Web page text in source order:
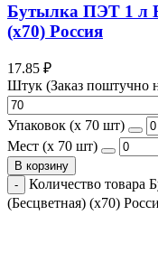
Бутылка ПЭТ 1 л
(х70) Россия
17.85 ₽
Штук (Заказ поштучно
Упаковок (x 70 шт)
Мест (x 70 шт)
В корзину
Количество товара
(Бесцветная) (х70)